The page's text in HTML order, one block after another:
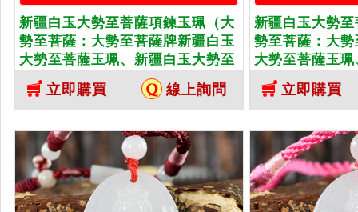
新疆白玉大勢至菩薩項鍊玉珮（大
勢至菩薩：大勢至菩薩牌新疆白玉
大勢至菩薩玉珮、新疆白玉大勢至
菩薩玉墜）。新疆白玉大勢至菩
薩，GY471。客製化訂做各種新疆
白玉大勢至菩薩吊墜玉珮項鍊。★
附A貨翡翠保證卡
立即購買 線上詢問
新疆白玉大勢
勢至菩薩：大
大勢至菩薩玉
菩薩玉墜）。
薩，GY570。
白玉大勢至菩
附東方翡翠寶
立即購買